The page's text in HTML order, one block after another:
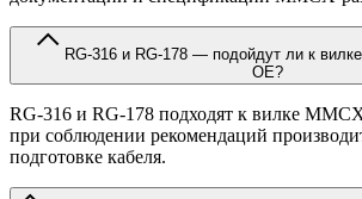
OE?
RG-316 и RG-178 подходят к вилке
при соблюдении рекомендаций
подготовке кабеля.